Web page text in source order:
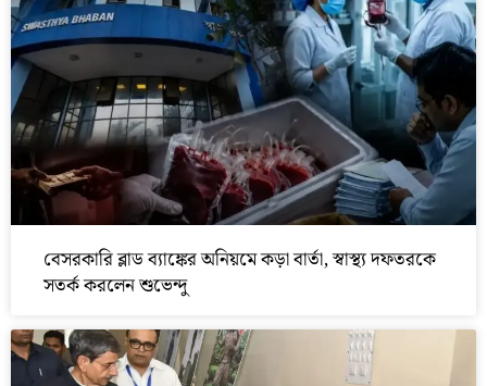
বেসরকারি ব্লাড ব্যাঙ্কের অনিয়মে কড়া বার্তা, স্বাস্থ্য দফতরকে
সতর্ক করলেন শুভেন্দু